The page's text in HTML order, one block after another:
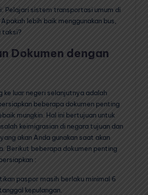
Pelajari sistem transportasi umum di
lebih baik menggunakan bus,
taksi?
Dokumen dengan
ke luar negeri selanjutnya adalah
beberapa dokumen penting
mungkin. Hal ini bertujuan untuk
keimigrasian di negara tujuan dan
akan Anda gunakan saat akan
Berikut beberapa dokumen penting
:
paspor masih berlaku minimal 6
kepulangan.